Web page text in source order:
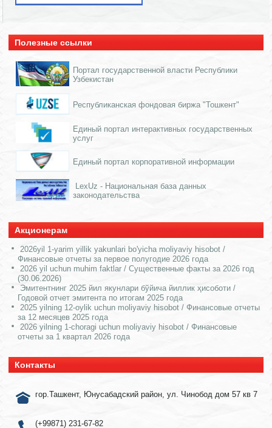
Полезные ссылки
Портал государственной власти Республики
Узбекистан
Республиканская фондовая биржа "Тошкент"
Единый портал интерактивных государственных
услуг
Единый портал корпоративной информации
LexUz - Национальная база данных
законодательства
Акционерам
2026yil 1-yarim yillik yakunlari bo'yicha moliyaviy hisobot /
Финансовые отчеты за первое полугодие 2026 года
2026 yil uchun muhim faktlar / Существенные факты за 2026 год
(30.06.2026)
Эмитентнинг 2025 йил якунлари бўйича йиллик ҳисоботи /
Годовой отчет эмитента по итогам 2025 года
2025 yilning 12-oylik uchun moliyaviy hisobot / Финансовые отчеты
за 12 месяцев 2025 года
2026 yilning 1-choragi uchun moliyaviy hisobot / Финансовые
отчеты за 1 квартал 2026 года
Контакты
гор.Ташкент, Юнусабадский район, ул. Чинобод дом 57 кв 7
(+99871) 231-67-82